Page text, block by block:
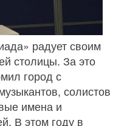
радует своим
столицы. За это
город с
солистов
имена и
В этом году в